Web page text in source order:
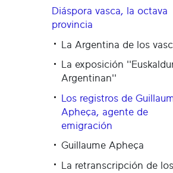
Diáspora vasca, la octava
provincia
La Argentina de los
La exposición
Argentinan''
Los registros de
Apheça, agente de
emigración
Guillaume Apheça
La retranscripción de los